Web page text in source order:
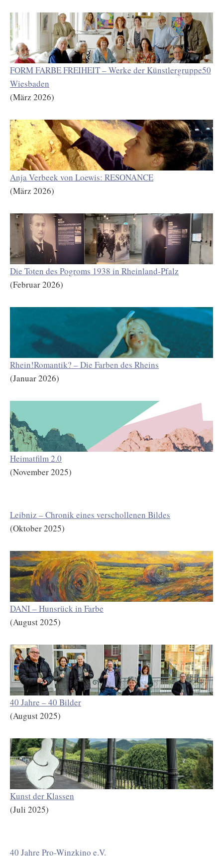
FORM FARBE FREIHEIT – Werke der Künstlergruppe50
Wiesbaden
(März 2026)
Anja Verbeek von Loewis: RESONANCE
(März 2026)
Die Toten des Pogroms 1938 in Rheinland-Pfalz
(Februar 2026)
Rhein!Romantik? – Die Farben des Rheins
(Januar 2026)
Heimatfilm 2.0
(November 2025)
Leibniz – Chronik eines verschollenen Bildes
(Oktober 2025)
DANI – Hunsrück in Farbe
(August 2025)
40 Jahre – 40 Bilder
(August 2025)
Kunst der Klassen
(Juli 2025)
40 Jahre Pro-Winzkino e.V.